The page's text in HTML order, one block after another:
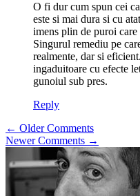
O fi dur cum spun cei
este si mai dura si cu
imens plin de puroi
Singurul remediu pe
realmente, dar si
ingaduitoare cu efecte
gunoiul sub pres.
Reply
Comment
navigation
← Older Comments
Newer Comments →